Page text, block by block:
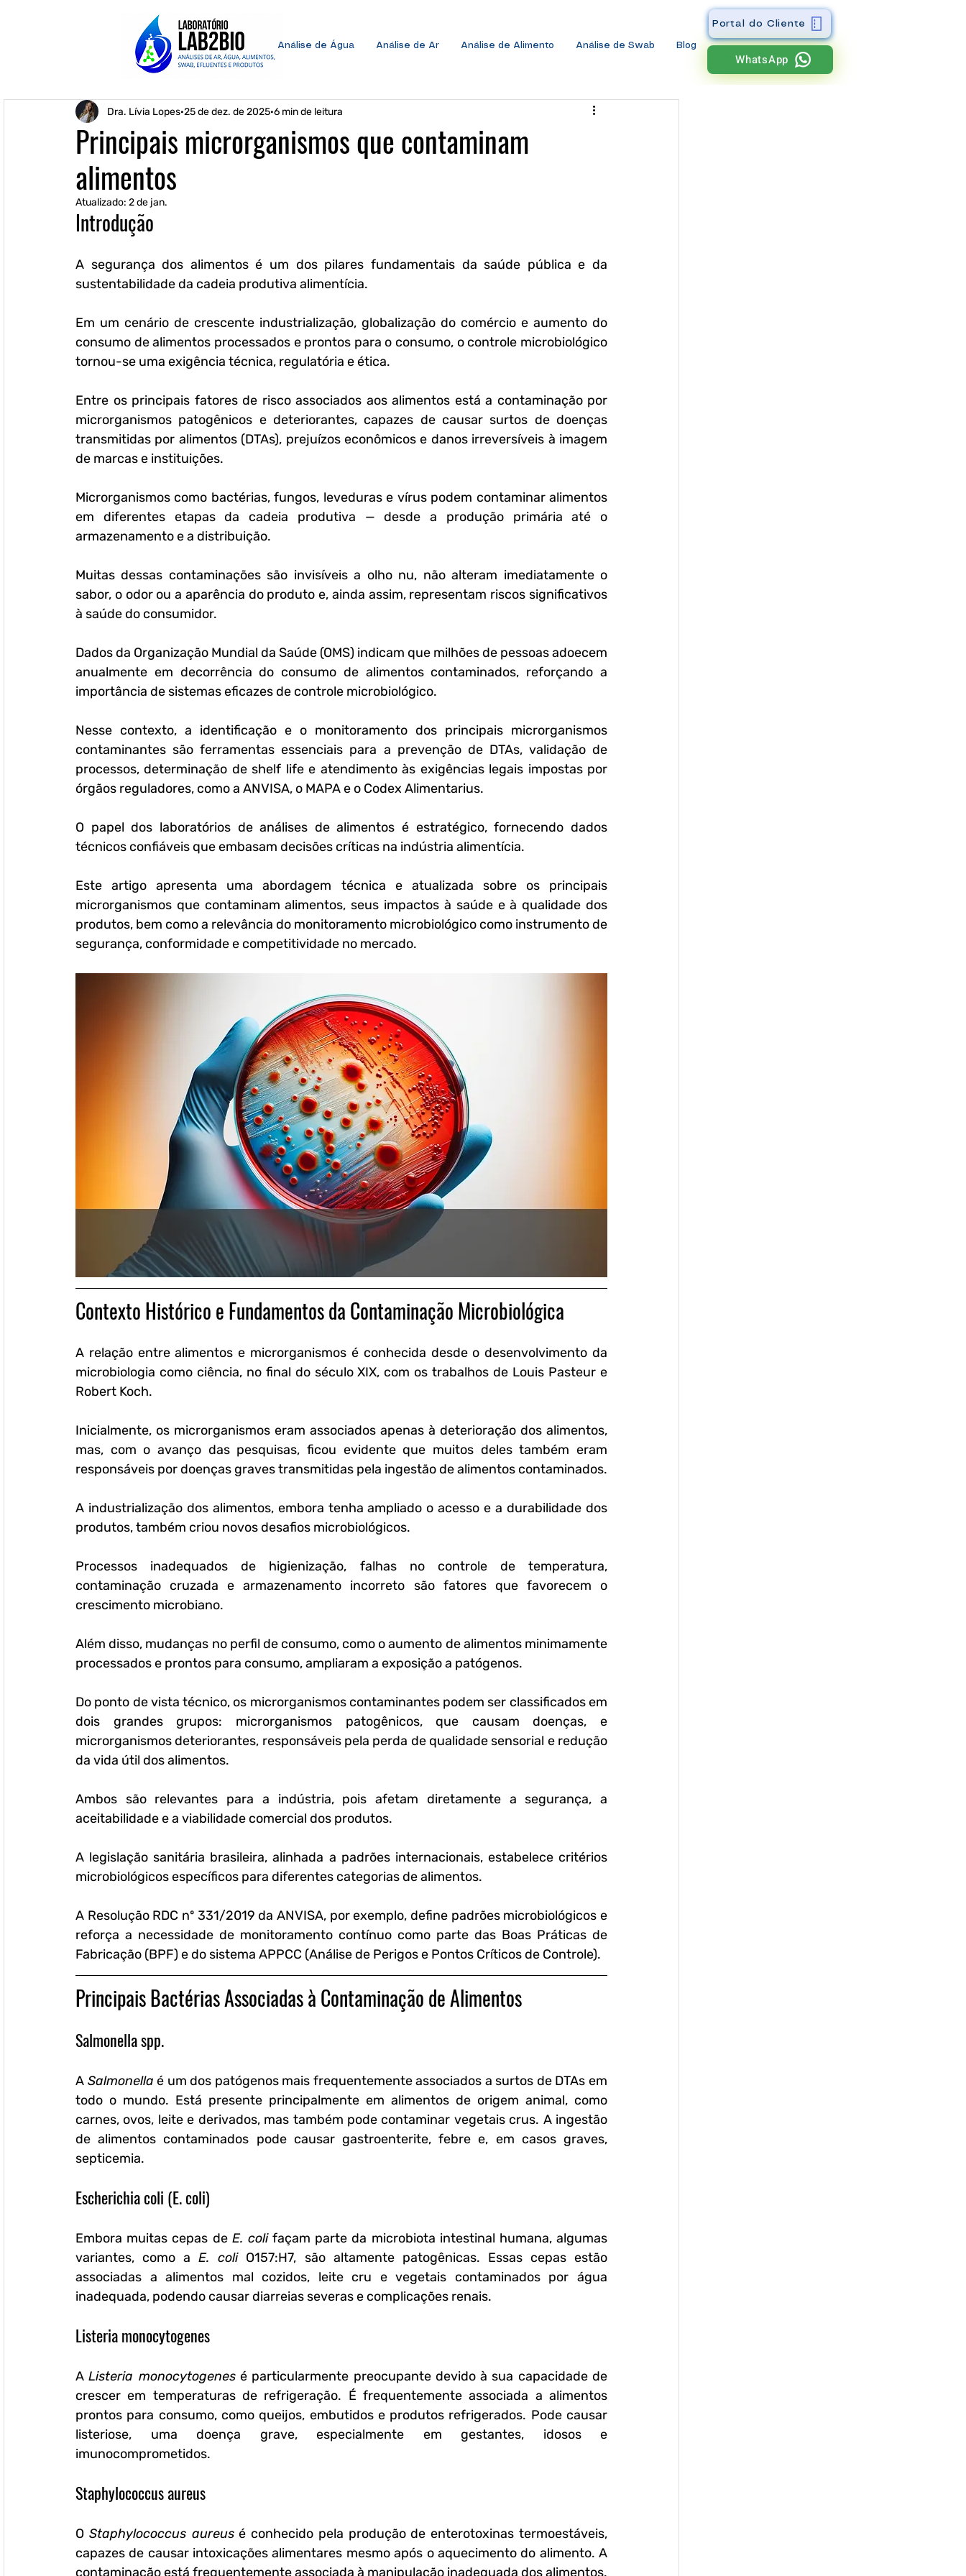
Análise de Água Análise de Ar Análise de Alimento Análise de Swab Blog
Portal do Cliente
WhatsApp
Principais microrganismos que contaminam
alimentos
Dra. Lívia Lopes 25 de dez. de 2025 6 min de leitura
Atualizado: 2 de jan.
Introdução
A segurança dos alimentos é um dos pilares fundamentais da saúde pública e da
sustentabilidade da cadeia produtiva alimentícia.
Em um cenário de crescente industrialização, globalização do comércio e aumento do
consumo de alimentos processados e prontos para o consumo, o controle microbiológico
tornou-se uma exigência técnica, regulatória e ética.
Entre os principais fatores de risco associados aos alimentos está a contaminação por
microrganismos patogênicos e deteriorantes, capazes de causar surtos de doenças
transmitidas por alimentos (DTAs), prejuízos econômicos e danos irreversíveis à imagem
de marcas e instituições.
Microrganismos como bactérias, fungos, leveduras e vírus podem contaminar alimentos
em diferentes etapas da cadeia produtiva — desde a produção primária até o
armazenamento e a distribuição.
Muitas dessas contaminações são invisíveis a olho nu, não alteram imediatamente o
sabor, o odor ou a aparência do produto e, ainda assim, representam riscos significativos
à saúde do consumidor.
Dados da Organização Mundial da Saúde (OMS) indicam que milhões de pessoas adoecem
anualmente em decorrência do consumo de alimentos contaminados, reforçando a
importância de sistemas eficazes de controle microbiológico.
Nesse contexto, a identificação e o monitoramento dos principais microrganismos
contaminantes são ferramentas essenciais para a prevenção de DTAs, validação de
processos, determinação de shelf life e atendimento às exigências legais impostas por
órgãos reguladores, como a ANVISA, o MAPA e o Codex Alimentarius.
O papel dos laboratórios de análises de alimentos é estratégico, fornecendo dados
técnicos confiáveis que embasam decisões críticas na indústria alimentícia.
Este artigo apresenta uma abordagem técnica e atualizada sobre os principais
microrganismos que contaminam alimentos, seus impactos à saúde e à qualidade dos
produtos, bem como a relevância do monitoramento microbiológico como instrumento de
segurança, conformidade e competitividade no mercado.
Contexto Histórico e Fundamentos da Contaminação Microbiológica
A relação entre alimentos e microrganismos é conhecida desde o desenvolvimento da
microbiologia como ciência, no final do século XIX, com os trabalhos de Louis Pasteur e
Robert Koch.
Inicialmente, os microrganismos eram associados apenas à deterioração dos alimentos,
mas, com o avanço das pesquisas, ficou evidente que muitos deles também eram
responsáveis por doenças graves transmitidas pela ingestão de alimentos contaminados.
A industrialização dos alimentos, embora tenha ampliado o acesso e a durabilidade dos
produtos, também criou novos desafios microbiológicos.
Processos inadequados de higienização, falhas no controle de temperatura,
contaminação cruzada e armazenamento incorreto são fatores que favorecem o
crescimento microbiano.
Além disso, mudanças no perfil de consumo, como o aumento de alimentos minimamente
processados e prontos para consumo, ampliaram a exposição a patógenos.
Do ponto de vista técnico, os microrganismos contaminantes podem ser classificados em
dois grandes grupos: microrganismos patogênicos
microrganismos deteriorantes, responsáveis pela perda de qualidade sensorial e redução
da vida útil dos alimentos.
Ambos são relevantes para a indústria, pois afetam diretamente a segurança, a
aceitabilidade e a viabilidade comercial dos produtos.
A legislação sanitária brasileira, alinhada a padrões internacionais, estabelece critérios
microbiológicos específicos para diferentes categorias de alimentos.
A Resolução RDC nº 331/2019 da ANVISA, por exemplo, define padrões microbiológicos e
reforça a necessidade de monitoramento contínuo como parte das Boas Práticas de
Fabricação (BPF) e do sistema APPCC (Análise de Perigos e Pontos Críticos de Controle).
Principais Bactérias Associadas à Contaminação de Alimentos
Salmonella spp.
A Salmonella é um dos patógenos mais frequentemente associados a surtos de DTAs em
todo o mundo. Está presente principalmente em alimentos de origem animal, como
carnes, ovos, leite e derivados, mas também pode contaminar vegetais crus. A ingestão
de alimentos contaminados pode causar gastroenterite, febre e, em casos graves,
septicemia.
Escherichia coli (E. coli)
Embora muitas cepas de E. coli façam parte da microbiota intestinal humana, algumas
variantes, como a E. coli O157:H7, são altamente patogênicas. Essas cepas estão
associadas a alimentos mal cozidos, leite cru e vegetais contaminados por água
inadequada, podendo causar diarreias severas e complicações renais.
Listeria monocytogenes
A Listeria monocytogenes é particularmente preocupante devido à sua capacidade de
crescer em temperaturas de refrigeração. É frequentemente associada a alimentos
prontos para consumo, como queijos, embutidos e produtos refrigerados. Pode causar
listeriose, uma doença grave, especialmente em gestantes, idosos e
imunocomprometidos.
Staphylococcus aureus
O Staphylococcus aureus é conhecido pela produção de enterotoxinas termoestáveis,
capazes de causar intoxicações alimentares mesmo após o aquecimento do alimento. A
contaminação está frequentemente associada à manipulação inadequada dos alimentos.